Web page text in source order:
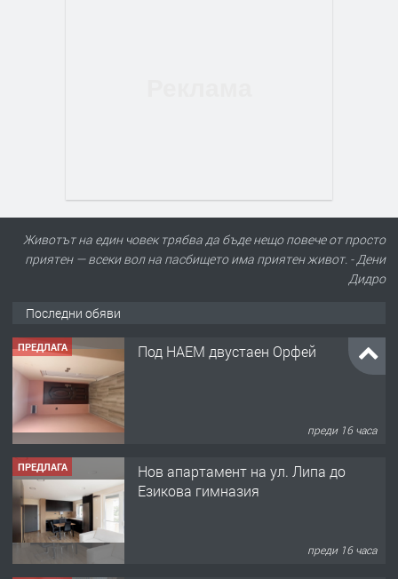
Животът на един човек трябва да бъде нещо повече от просто
приятен — всеки вол на пасбището има приятен живот. - Дени
Дидро
Последни обяви
ПРЕДЛАГА Под НАЕМ двустаен Орфей
преди 16 часа
ПРЕДЛАГА
Нов апартамент на ул. Липа до
Езикова гимназия
преди 16 часа